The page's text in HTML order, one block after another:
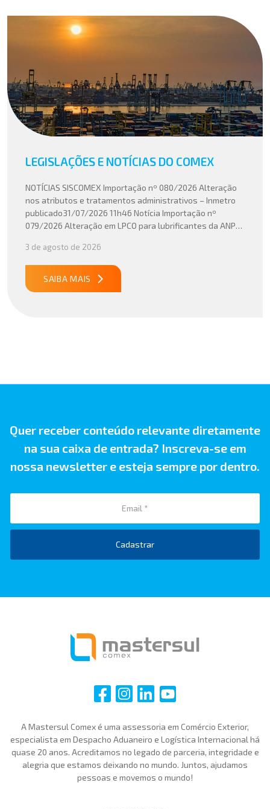
LEGISLAÇÕES E NOTÍCIAS DO COMEX
NOTÍCIAS SISCOMEX Importação nº 080/2026 Alteração
nos atributos e tratamentos administrativos – Inmetro
publicado31/07/2026 11h46 Notícia Importação nº
079/2026 Alteração em LPCO para lubrificantes da ANP
078/2026 Atualização do cálculo do Imposto de
Importação no Acordo Mercosul – União Europeia
publicado29/07/2026 18h47 Notícia PUBLICADO DOU
31/07/26 ATO CONJUNTO RFB/CGIBS Nº […]
3 de agosto de 2026
SAIBA MAIS
Quer receber conteúdo relevante diretamente
na sua caixa de entrada? Inscreva-se em
nossa newsletter e esteja sempre por dentro.
Cadastrar
i i i i
A Mastersul Comex é uma assessoria em Comércio Exterior,
especialista em Despacho Aduaneiro e Logística Internacional há
quase 20 anos. Acreditamos no legado de parceria, integridade e
alegria que estamos deixando no mundo. Juntos, ajudamos
pessoas e movemos o mundo!